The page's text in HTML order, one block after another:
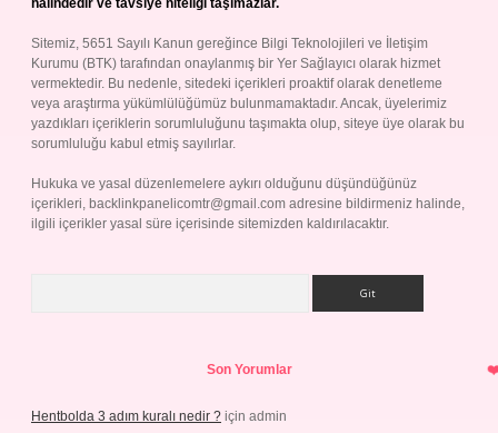
halindedir ve tavsiye niteliği taşımazlar.
Sitemiz, 5651 Sayılı Kanun gereğince Bilgi Teknolojileri ve İletişim
Kurumu (BTK) tarafından onaylanmış bir Yer Sağlayıcı olarak hizmet
vermektedir. Bu nedenle, sitedeki içerikleri proaktif olarak denetleme
veya araştırma yükümlülüğümüz bulunmamaktadır. Ancak, üyelerimiz
yazdıkları içeriklerin sorumluluğunu taşımakta olup, siteye üye olarak bu
sorumluluğu kabul etmiş sayılırlar.
Hukuka ve yasal düzenlemelere aykırı olduğunu düşündüğünüz
içerikleri, backlinkpanelicomtr@gmail.com adresine bildirmeniz halinde,
ilgili içerikler yasal süre içerisinde sitemizden kaldırılacaktır.
Son Yorumlar
Hentbolda 3 adım kuralı nedir ? için admin